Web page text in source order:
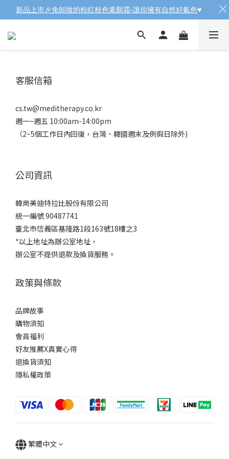
客服信箱
cs.tw@meditherapy.co.kr
週一~週五 10:00am-14:00pm
（2~5個工作日內回復，台灣、韓國週末及例假日除外)
公司資訊
韓商美迪特拉比股份有限公司
統一編號 90487741
臺北市信義區基隆路1段163號18樓之3
*以上地址為辦公室地址，
辦公室不提供退款及換貨服務。
政策與條款
品牌故事
購物須知
會員福利
好友推薦X真實心得
退換貨須知
隱私權政策
繁體中文
新品上市🎉免卸妝的粉紅校色素顏霜-讓你擁有自然好氣色♥️